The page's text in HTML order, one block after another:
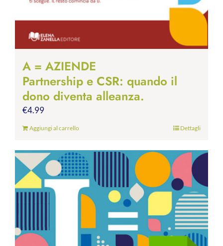
A = AZIENDE
Partnership e CSR: quando il
dono diventa alleanza.
€4.99
Aggiungi al carrello Dettagli